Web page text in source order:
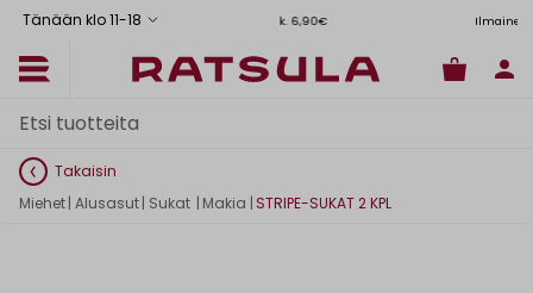
Tänään klo 11-18
Toimituskulut alk. 6,90€ Ilmainen toimitus Manner-
Takaisin
Miehet| Alusasut| Sukat | Makia | STRIPE-SUKAT 2 KPL